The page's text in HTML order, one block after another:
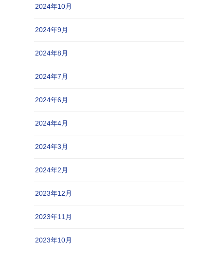
2024年10月
2024年9月
2024年8月
2024年7月
2024年6月
2024年4月
2024年3月
2024年2月
2023年12月
2023年11月
2023年10月